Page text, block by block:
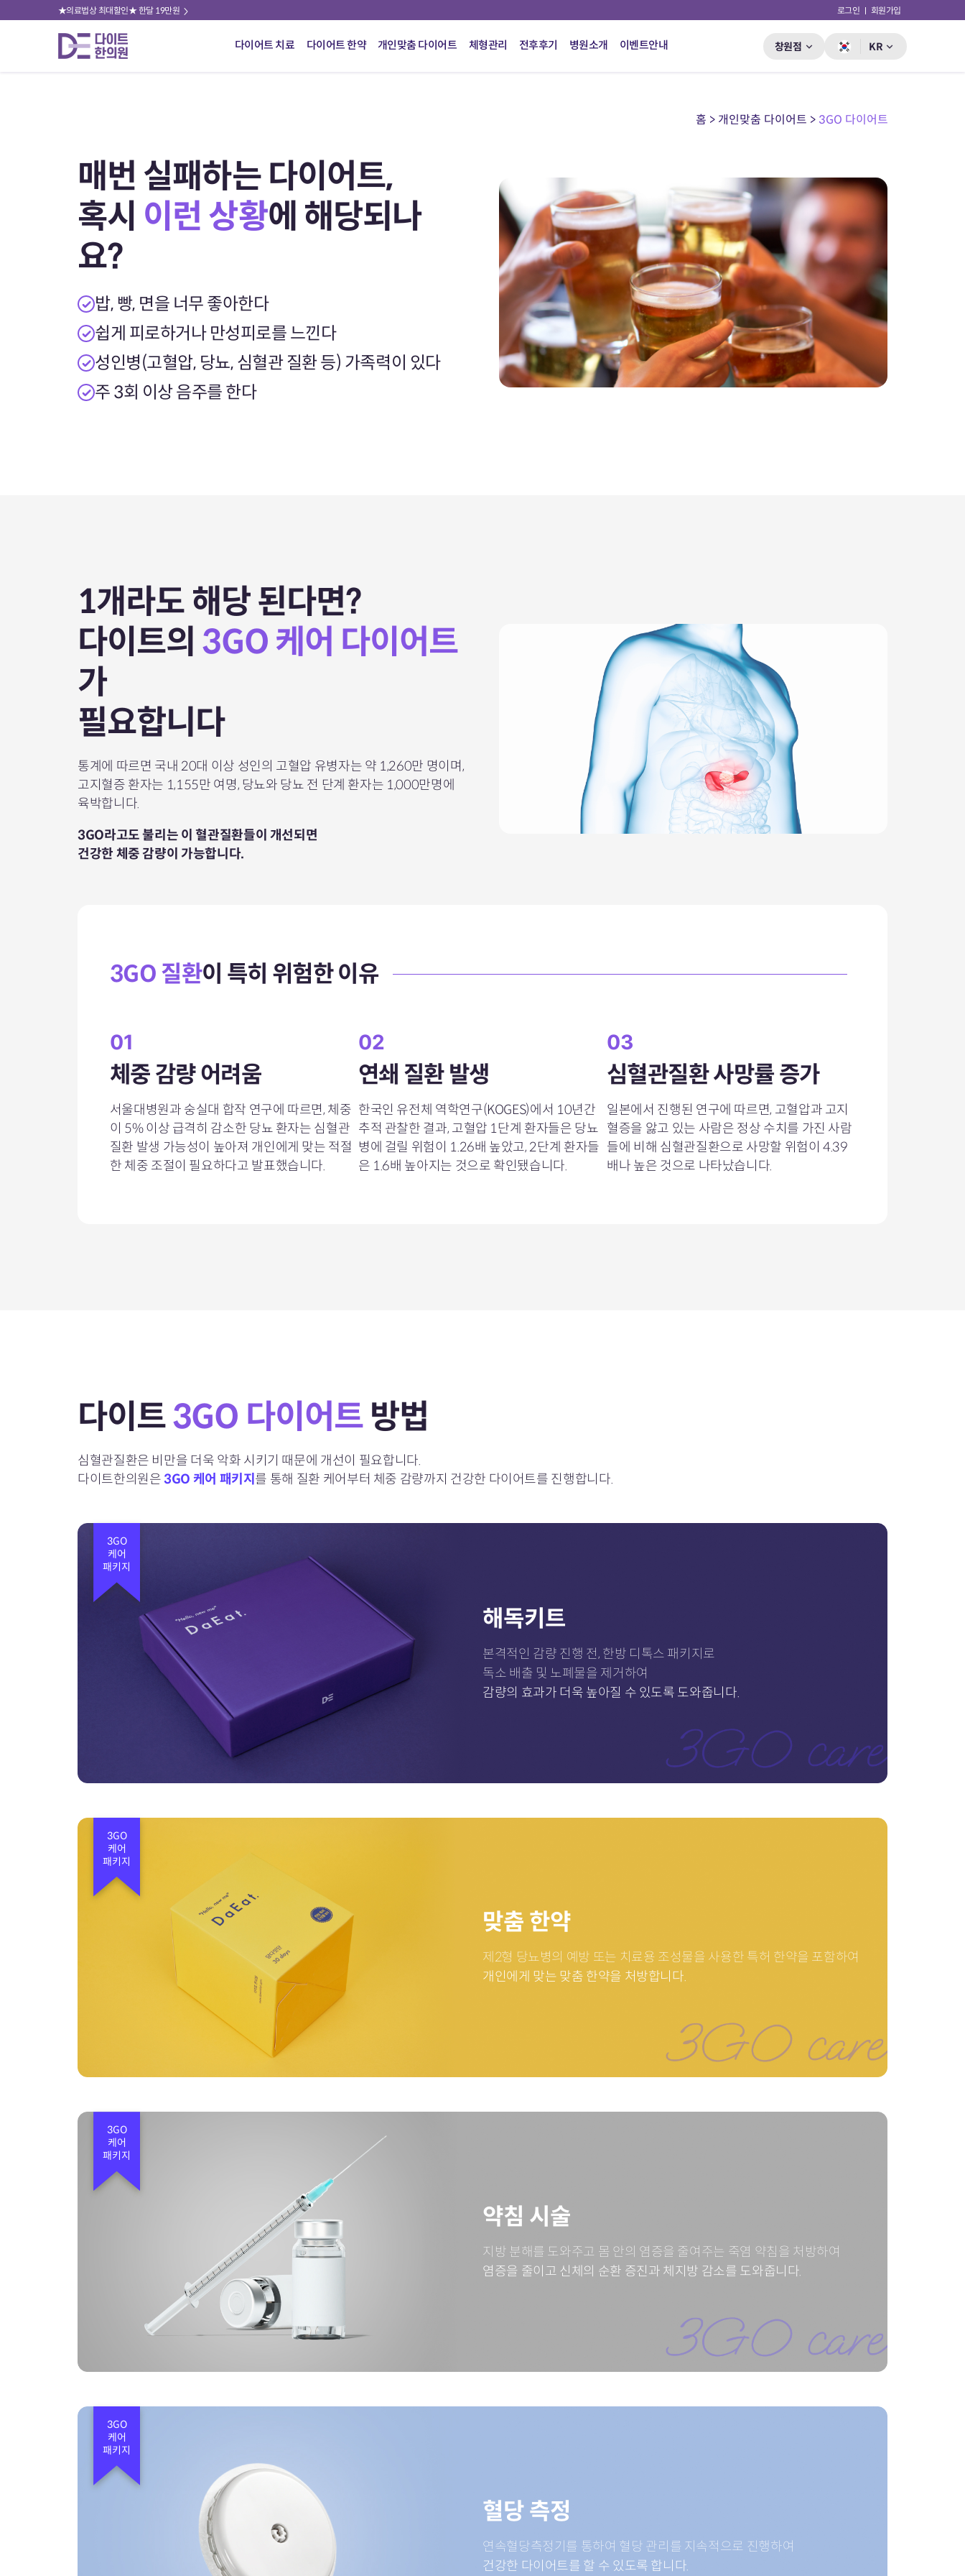
★의료법상 최대할인★ 한달 19만원 로그인 회원가입
다이어트 치료 다이어트 한약 개인맞춤 다이어트 체형관리 전후후기 병원소개 이벤트안내 창원점 KR
홈 > 개인맞춤 다이어트 > 3GO 다이어트
매번 실패하는 다이어트,
혹시 이런 상황에 해당되나
요?
밥, 빵, 면을 너무 좋아한다
쉽게 피로하거나 만성피로를 느낀다
성인병(고혈압, 당뇨, 심혈관 질환 등) 가족력이 있다
주 3회 이상 음주를 한다
1개라도 해당 된다면?
다이트의 3GO 케어 다이어트
가
필요합니다
통계에 따르면 국내 20대 이상 성인의 고혈압 유병자는 약 1,260만 명이며,
고지혈증 환자는 1,155만 여명,당뇨와 당뇨 전 단계 환자는 1,000만명에
육박합니다.
3GO라고도 불리는 이 혈관질환들이 개선되면
건강한 체중 감량이 가능합니다.
3GO 질환이 특히 위험한 이유
01
체중 감량 어려움
서울대병원과 숭실대 합작 연구에 따르면, 체중
이 5% 이상 급격히 감소한 당뇨 환자는 심혈관
질환 발생 가능성이 높아져 개인에게 맞는 적절
한 체중 조절이 필요하다고 발표했습니다.
02
연쇄 질환 발생
한국인 유전체 역학연구(KOGES)에서 10년간
추적 관찰한 결과, 고혈압 1단계 환자들은 당뇨
병에 걸릴 위험이 1.26배 높았고, 2단계 환자들
은 1.6배 높아지는 것으로 확인됐습니다.
03
심혈관질환 사망률 증가
일본에서 진행된 연구에 따르면, 고혈압과 고지
혈증을 앓고 있는 사람은 정상 수치를 가진 사람
들에 비해 심혈관질환으로 사망할 위험이 4.39
배나 높은 것으로 나타났습니다.
다이트3GO 다이어트방법
심혈관질환은 비만을 더욱 악화 시키기 때문에 개선이 필요합니다.
다이트한의원은3GO 케어 패키지 를 통해 질환 케어부터 체중 감량까지 건강한 다이어트를 진행합니다.
3GO
케어
패키지
해독키트
본격적인 감량 진행 전, 한방 디톡스 패키지로
독소 배출 및 노폐물을 제거하여
감량의 효과가 더욱 높아질 수 있도록 도와줍니다.
3GO
케어
패키지
맞춤 한약
제2형 당뇨병의 예방 또는 치료용 조성물을 사용한 특허 한약을 포함하여
개인에게 맞는 맞춤 한약을 처방합니다.
3GO
케어
패키지
약침 시술
지방 분해를 도와주고 몸 안의 염증을 줄여주는 죽염 약침을 처방하여
염증을 줄이고 신체의 순환 증진과 체지방 감소를 도와줍니다.
3GO
케어
패키지
혈당 측정
연속혈당측정기를 통하여 혈당 관리를 지속적으로 진행하여
건강한 다이어트를 할 수 있도록 합니다.